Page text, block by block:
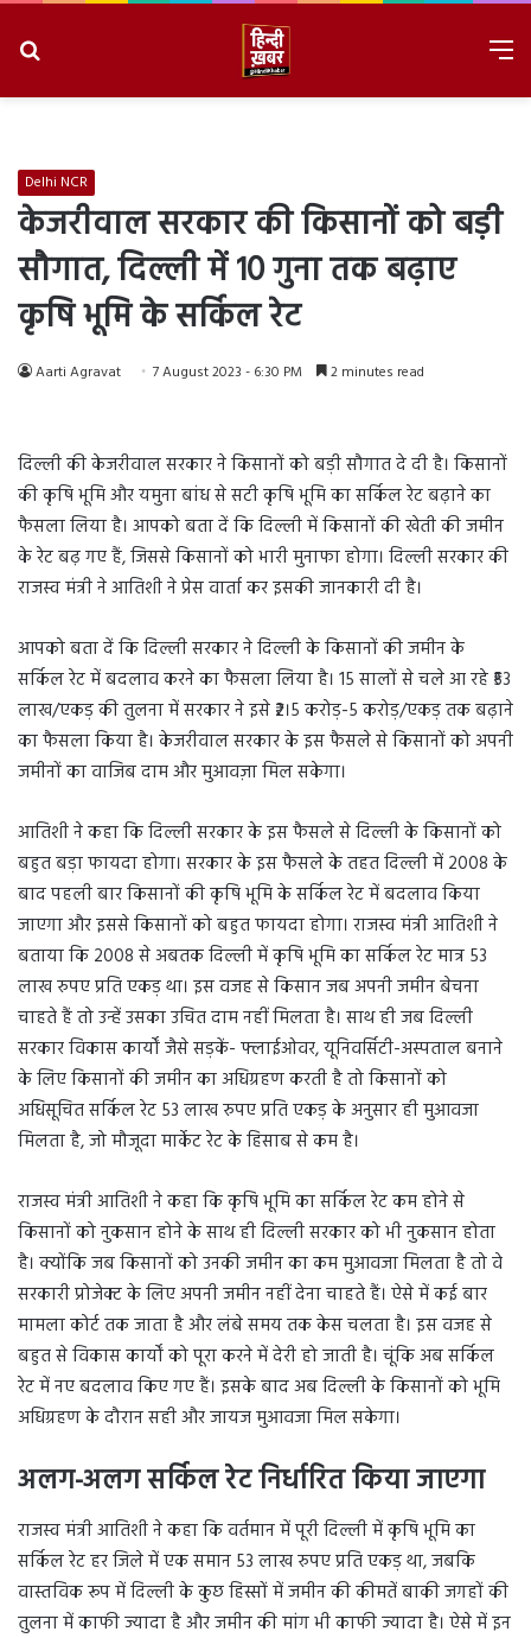
Delhi NCR
केजरीवाल सरकार की किसानों को बड़ी
सौगात, दिल्ली में 10 गुना तक बढ़ाए
कृषि भूमि के सर्किल रेट
Aarti Agravat 7 August 2023 - 6:30 PM 2 minutes read
दिल्ली की केजरीवाल सरकार ने किसानों को बड़ी सौगात दे दी है। किसानों
की कृषि भूमि और यमुना बांध से सटी कृषि भूमि का सर्किल रेट बढ़ाने का
फैसला लिया है। आपको बता दें कि दिल्ली में किसानों की खेती की जमीन
के रेट बढ़ गए हैं, जिससे किसानों को भारी मुनाफा होगा। दिल्ली सरकार की
राजस्व मंत्री ने आतिशी ने प्रेस वार्ता कर इसकी जानकारी दी है।
आपको बता दें कि दिल्ली सरकार ने दिल्ली के किसानों की जमीन के
सर्किल रेट में बदलाव करने का फैसला लिया है। 15 सालों से चले आ रहे ₹53
लाख/एकड़ की तुलना में सरकार ने इसे ₹2।5 करोड़-5 करोड़/एकड़ तक बढ़ाने
का फैसला किया है। केजरीवाल सरकार के इस फैसले से किसानों को अपनी
जमीनों का वाजिब दाम और मुआवज़ा मिल सकेगा।
आतिशी ने कहा कि दिल्ली सरकार के इस फैसले से दिल्ली के किसानों को
बहुत बड़ा फायदा होगा। सरकार के इस फैसले के तहत दिल्ली में 2008 के
बाद पहली बार किसानों की कृषि भूमि के सर्किल रेट में बदलाव किया
जाएगा और इससे किसानों को बहुत फायदा होगा। राजस्व मंत्री आतिशी ने
बताया कि 2008 से अबतक दिल्ली में कृषि भूमि का सर्किल रेट मात्र 53
लाख रुपए प्रति एकड़ था। इस वजह से किसान जब अपनी जमीन बेचना
चाहते हैं तो उन्हें उसका उचित दाम नहीं मिलता है। साथ ही जब दिल्ली
सरकार विकास कार्यों जैसे सड़कें- फ्लाईओवर, यूनिवर्सिटी-अस्पताल बनाने
के लिए किसानों की जमीन का अधिग्रहण करती है तो किसानों को
अधिसूचित सर्किल रेट 53 लाख रुपए प्रति एकड़ के अनुसार ही मुआवजा
मिलता है, जो मौजूदा मार्केट रेट के हिसाब से कम है।
राजस्व मंत्री आतिशी ने कहा कि कृषि भूमि का सर्किल रेट कम होने से
किसानों को नुकसान होने के साथ ही दिल्ली सरकार को भी नुकसान होता
है। क्योंकि जब किसानों को उनकी जमीन का कम मुआवजा मिलता है तो वे
सरकारी प्रोजेक्ट के लिए अपनी जमीन नहीं देना चाहते हैं। ऐसे में कई बार
मामला कोर्ट तक जाता है और लंबे समय तक केस चलता है। इस वजह से
बहुत से विकास कार्यों को पूरा करने में देरी हो जाती है। चूंकि अब सर्किल
रेट में नए बदलाव किए गए हैं। इसके बाद अब दिल्ली के किसानों को भूमि
अधिग्रहण के दौरान सही और जायज मुआवजा मिल सकेगा।
अलग-अलग सर्किल रेट निर्धारित किया जाएगा
राजस्व मंत्री आतिशी ने कहा कि वर्तमान में पूरी दिल्ली में कृषि भूमि का
सर्किल रेट हर जिले में एक समान 53 लाख रुपए प्रति एकड़ था, जबकि
वास्तविक रूप में दिल्ली के कुछ हिस्सों में जमीन की कीमतें बाकी जगहों की
तुलना में काफी ज्यादा है और जमीन की मांग भी काफी ज्यादा है। ऐसे में इन